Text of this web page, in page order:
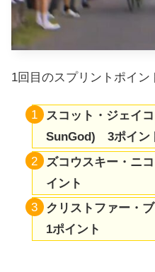
1回目のスプリントポイン
スコット・ジェイ
SunGod) 3ポイン
ズコウスキー・ニ
イント
クリストファー・
1ポイント